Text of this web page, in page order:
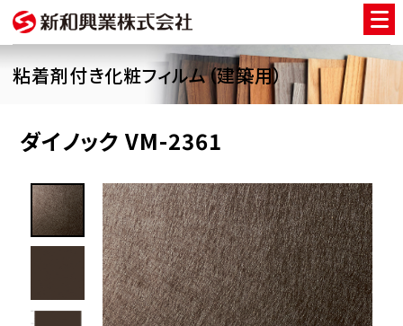
粘着剤付き化粧フィルム（建築用）
ダイノック VM-2361